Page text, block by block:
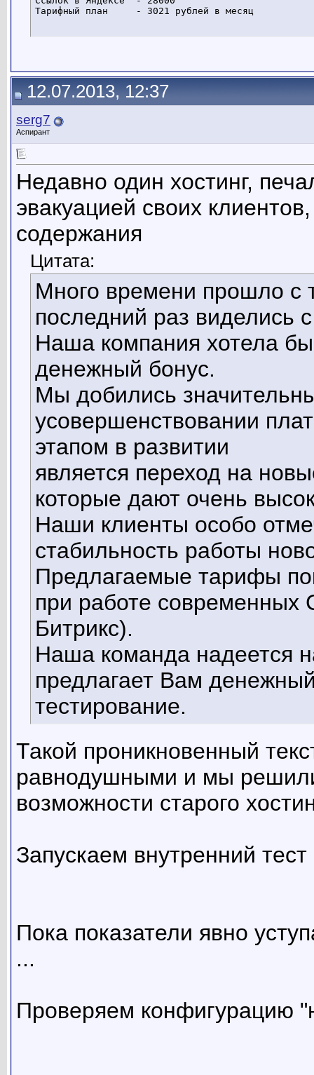
Тарифный план     - 3021 рублей в месяц
12.07.2013, 12:37
serg7
Аспирант
Недавно один хостинг,
эвакуацией своих
содержания
Цитата:
Много времени прошло с
последний раз виделись
Наша компания хотела
денежный бонус.
Мы добились
усовершенствовании
этапом в развитии
является переход на
которые дают очень
Наши клиенты особо
стабильность работы
Предлагаемые тарифы
при работе современных
Битрикс).
Наша команда надеется
предлагает Вам
тестирование.
Такой проникновенный
равнодушными и мы
возможности старого
Запускаем внутренний тест
Пока показатели явно
...
Проверяем конфигурацию